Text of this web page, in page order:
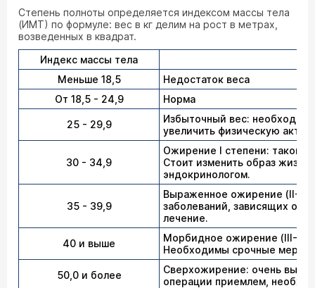
Степень полноты определяется индексом массы тела
(ИМТ) по формуле: вес в кг делим на рост в метрах,
возведенных в квадрат.
Индекс массы тела
Меньше 18,5
Недостаток веса
От 18,5 - 24,9
Норма
25 - 29,9
Избыточный вес:
увеличить физическую
30 - 34,9
Ожирение I степени: такой
Стоит изменить образ жизни
эндокринологом.
35 - 39,9
Выраженное ожирение (II-III
заболеваний, зависящих от
лечение.
40 и выше
Морбидное ожирение (III-IV
Необходимы срочные меры
50,0 и более
Сверхожирение: очень
операции приемлем,